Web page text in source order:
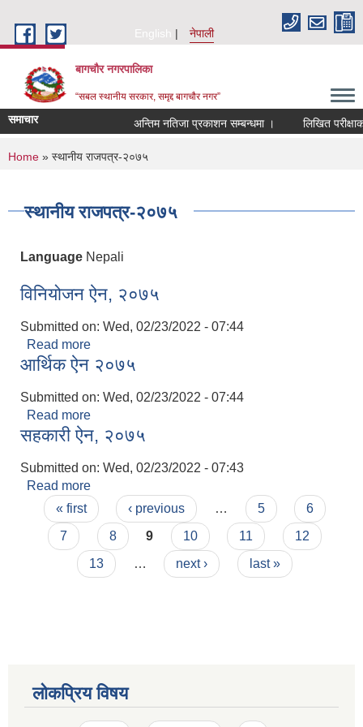
English
नेपाली
बागचौर नगरपालिका
“सबल स्थानीय सरकार, समृद्द बागचौर नगर”
समाचार अन्तिम नतिजा प्रकाशन सम्बन्धमा । लिखित
You are here
Home » स्थानीय राजपत्र-२०७५
स्थानीय राजपत्र-२०७५
Language Nepali
विनियोजन ऐन, २०७५
Submitted on: Wed, 02/23/2022 - 07:44
Read more
आर्थिक ऐन २०७५
Submitted on: Wed, 02/23/2022 - 07:44
Read more
सहकारी ऐन, २०७५
Submitted on: Wed, 02/23/2022 - 07:43
Read more
Pages
« first ‹ previous … 5
6
7
8 9 10 11
12
13
… next › last »
लोकप्रिय विषय